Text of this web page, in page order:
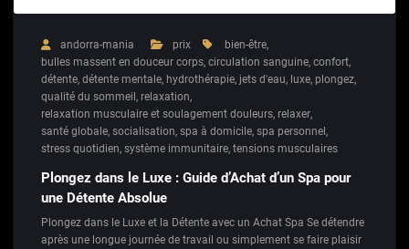
andorra-mania prix bien-être,
bulles massent en douceur corps, circulation sanguine, confort,
détente, détente mentale, hydrothérapie, jets d'eau, luxe, plongez,
qualité du sommeil , relaxation,
relaxation musculaire et soulagement douleurs, relaxer,
santé globale, socialisation, spa à domicile, spa personnel ,
stress quotidien, système immunitaire, tensions musculaires
Plongez dans le Luxe : Guide d’Achat d’un Spa pour
une Détente Absolue
Plongez dans le Luxe et la Détente avec un Achat Spa Se détendre
après une longue journée de travail ou simplement se faire plaisir